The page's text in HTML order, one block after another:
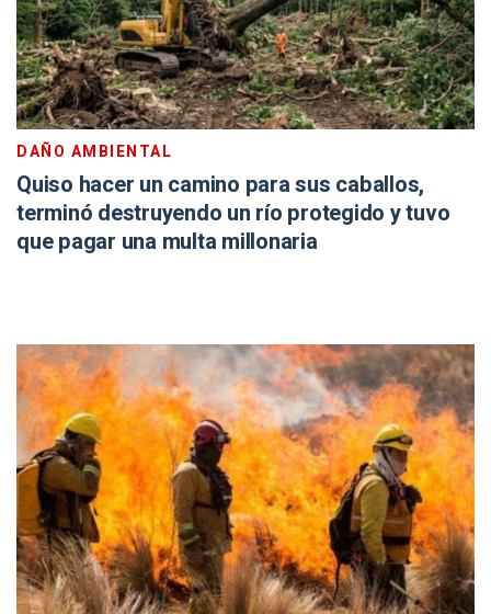
DAÑO AMBIENTAL
Quiso hacer un camino para sus caballos,
terminó destruyendo un río protegido y tuvo
que pagar una multa millonaria